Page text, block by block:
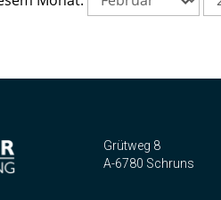
Grütweg 8
A-6780 Schruns